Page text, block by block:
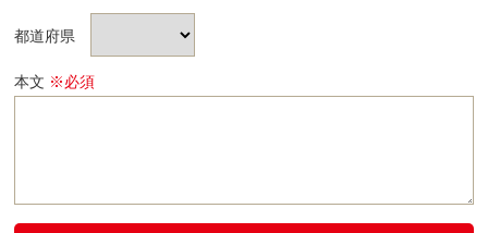
都道府県
本文 ※必須